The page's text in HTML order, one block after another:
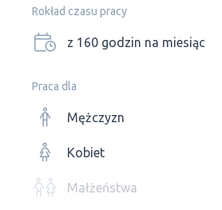
Rokład czasu pracy
z 160 godzin na miesiąc
Praca dla
Mężczyzn
Kobiet
Małżeństwa